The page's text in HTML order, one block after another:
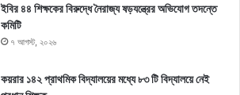
ইবির ৪৪ শিক্ষকের বিরুদ্ধে নৈরাজ্য ষড়যন্ত্রের অভিযোগ তদন্তে
কমিটি
৭ আগস্ট, ২০২৬
কয়রার ১৪২ প্রাথমিক বিদ্যালয়ের মধ্যে ৮৩ টি বিদ্যালয়ে নেই